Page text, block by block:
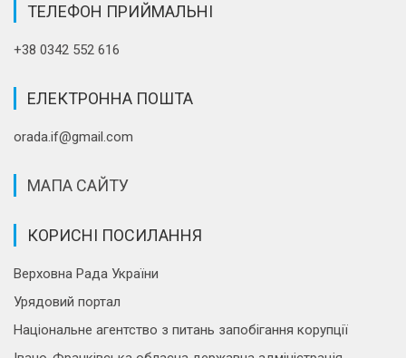
ТЕЛЕФОН ПРИЙМАЛЬНІ
+38 0342 552 616
ЕЛЕКТРОННА ПОШТА
orada.if@gmail.com
МАПА САЙТУ
КОРИСНІ ПОСИЛАННЯ
Верховна Рада України
Урядовий портал
Національне агентство з питань запобігання корупції